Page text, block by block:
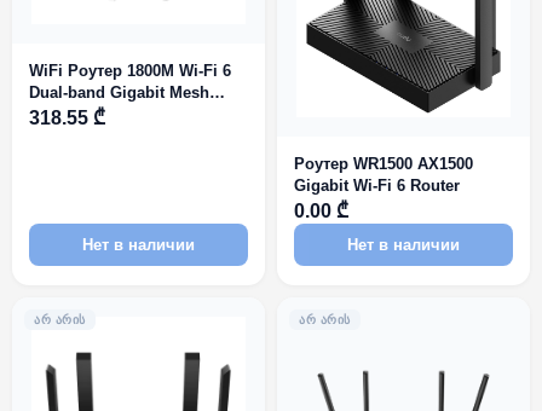
WiFi Роутер 1800M Wi-Fi 6
Dual-band Gigabit Mesh
Router RG-EW1800GX PRO
318.55 ₾
Нет в наличии
Роутер WR1500 AX1500
Gigabit Wi-Fi 6 Router
0.00 ₾
Нет в наличии
ᲐᲠ ᲐᲠᲘᲡ ᲐᲠ ᲐᲠᲘᲡ